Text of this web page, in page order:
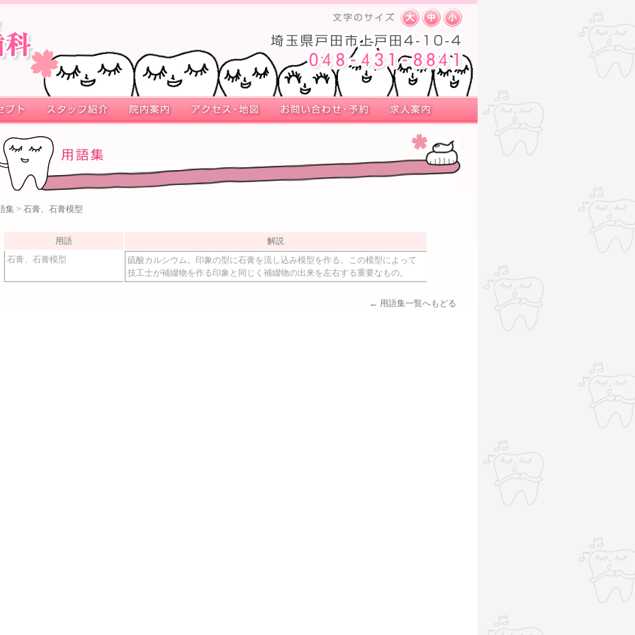
集 > 石膏、石膏模型
用語
解説
石膏、石膏模型
硫酸カルシウム。印象の型に石膏を流し込み模型を作る。この模型によって
技工士が補綴物を作る印象と同じく補綴物の出来を左右する重要なもの。
← 用語集一覧へもどる